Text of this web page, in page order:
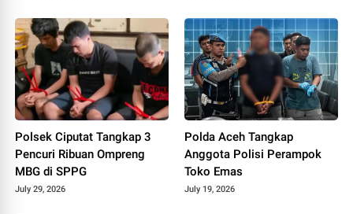
Polsek Ciputat Tangkap 3
Pencuri Ribuan Ompreng
MBG di SPPG
July 29, 2026
Polda Aceh Tangkap
Anggota Polisi Perampok
Toko Emas
July 19, 2026